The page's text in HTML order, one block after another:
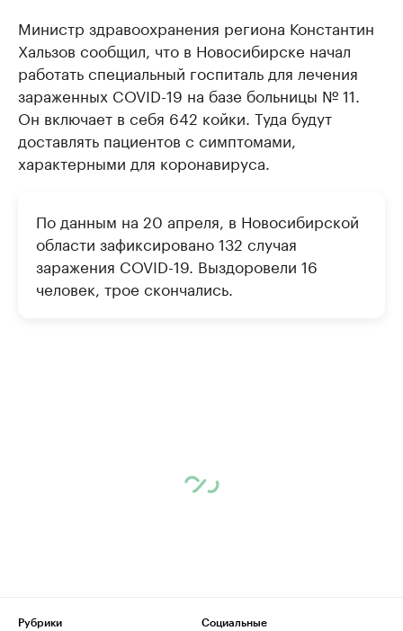
Министр здравоохранения региона Константин
Хальзов сообщил, что в Новосибирске начал
работать специальный госпиталь для лечения
зараженных COVID-19 на базе больницы № 11.
Он включает в себя 642 койки. Туда будут
доставлять пациентов с симптомами,
характерными для коронавируса.
По данным на 20 апреля, в Новосибирской
области зафиксировано 132 случая
заражения COVID-19. Выздоровели 16
человек, трое скончались.
Рубрики
Социальные